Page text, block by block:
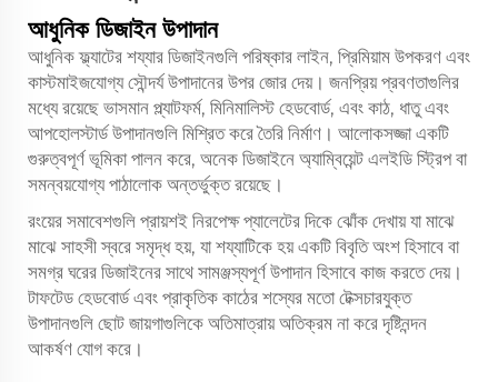
আধুনিক ডিজাইন উপাদান
আধুনিক ফ্ল্যাটের শয্যার ডিজাইনগুলি পরিষ্কার লাইন, প্রিমিয়াম উপকরণ এবং
কাস্টমাইজযোগ্য সৌন্দর্য উপাদানের উপর জোর দেয়। জনপ্রিয় প্রবণতাগুলির
মধ্যে রয়েছে ভাসমান প্ল্যাটফর্ম, মিনিমালিস্ট হেডবোর্ড, এবং কাঠ, ধাতু এবং
আপহোলস্টার্ড উপাদানগুলি মিশ্রিত করে তৈরি নির্মাণ। আলোকসজ্জা একটি
গুরুত্বপূর্ণ ভূমিকা পালন করে, অনেক ডিজাইনে অ্যাম্বিয়েন্ট এলইডি স্ট্রিপ বা
সমন্বয়যোগ্য পাঠালোক অন্তর্ভুক্ত রয়েছে।
রংয়ের সমাবেশগুলি প্রায়শই নিরপেক্ষ প্যালেটের দিকে ঝোঁক দেখায় যা মাঝে
মাঝে সাহসী স্বরে সমৃদ্ধ হয়, যা শয্যাটিকে হয় একটি বিবৃতি অংশ হিসাবে বা
সমগ্র ঘরের ডিজাইনের সাথে সামঞ্জস্যপূর্ণ উপাদান হিসাবে কাজ করতে দেয়।
টাফটেড হেডবোর্ড এবং প্রাকৃতিক কাঠের শস্যের মতো টেক্সচারযুক্ত
উপাদানগুলি ছোট জায়গাগুলিকে অতিমাত্রায় অতিক্রম না করে দৃষ্টিনন্দন
আকর্ষণ যোগ করে।